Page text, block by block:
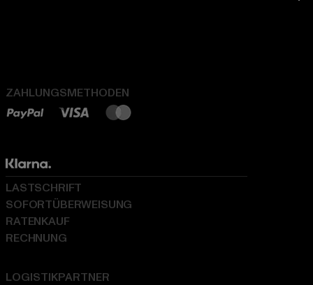
ZAHLUNGSMETHODEN
LOGISTIKPARTNER
LASTSCHRIFT
SOFORTÜBERWEISUNG
RATENKAUF
RECHNUNG